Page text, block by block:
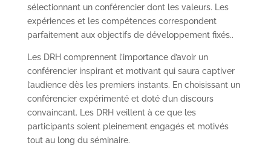
sélectionnant un conférencier dont les valeurs. Les
expériences et les compétences correspondent
parfaitement aux objectifs de développement fixés..
Les DRH comprennent l’importance d’avoir un
conférencier inspirant et motivant qui saura captiver
l’audience dès les premiers instants. En choisissant un
conférencier expérimenté et doté d’un discours
convaincant. Les DRH veillent à ce que les
participants soient pleinement engagés et motivés
tout au long du séminaire.